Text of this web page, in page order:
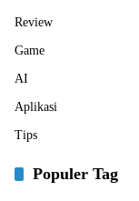
Review
Game
AI
Aplikasi
Tips
Populer Tag